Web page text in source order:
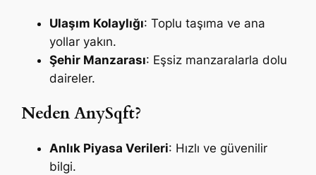
Ulaşım Kolaylığı: Toplu taşıma ve ana
yollar yakın.
Şehir Manzarası: Eşsiz manzaralarla dolu
daireler.
Neden AnySqft?
Anlık Piyasa Verileri: Hızlı ve güvenilir
bilgi.